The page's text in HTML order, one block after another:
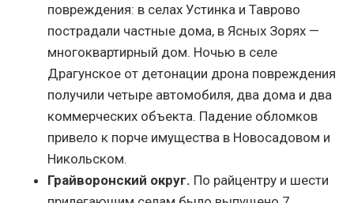
повреждения: в селах Устинка и Таврово
пострадали частные дома, в Ясных Зорях —
многоквартирный дом. Ночью в селе
Драгунское от детонации дрона повреждения
получили четыре автомобиля, два дома и два
коммерческих объекта. Падение обломков
привело к порче имущества в Новосадовом и
Никольском.
Грайворонский округ. По райцентру и шести